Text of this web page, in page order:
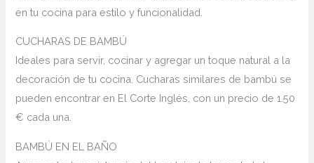
en tu cocina para estilo y funcionalidad.
CUCHARAS DE BAMBÚ
Ideales para servir, cocinar y agregar un toque natural a la
decoración de tu cocina. Cucharas similares de bambú se
pueden encontrar en El Corte Inglés, con un precio de 1.50
€ cada una.
BAMBÚ EN EL BAÑO